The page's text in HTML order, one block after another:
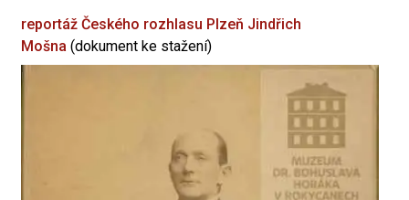
reportáž Českého rozhlasu Plzeň Jindřich
Mošna (dokument ke stažení)